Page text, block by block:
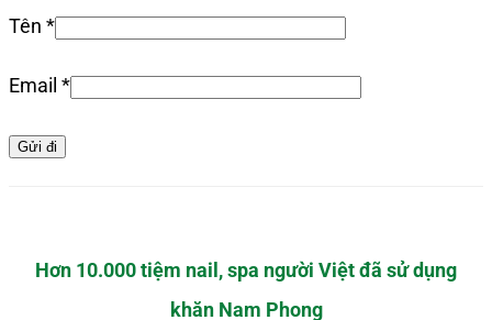
Tên *
Email *
Hơn 10.000 tiệm nail, spa người Việt đã sử dụng
khăn Nam Phong